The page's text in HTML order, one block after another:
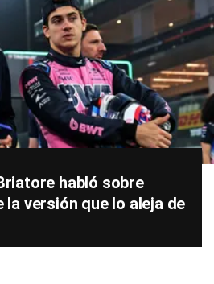
habló sobre
la versión que lo aleja de